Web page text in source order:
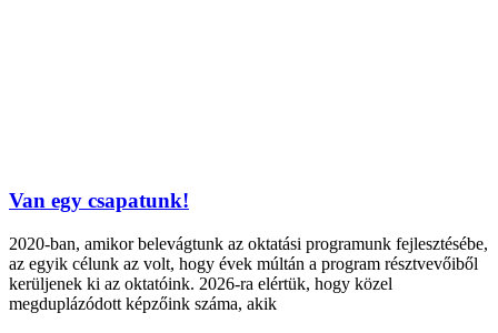
Van egy csapatunk!
2020-ban, amikor belevágtunk az oktatási programunk fejlesztésébe,
az egyik célunk az volt, hogy évek múltán a program résztvevőiből
kerüljenek ki az oktatóink. 2026-ra elértük, hogy közel
megduplázódott képzőink száma, akik